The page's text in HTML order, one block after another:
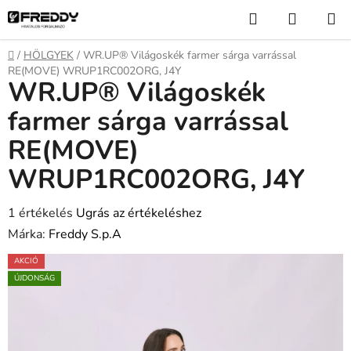
Ugrás
fő
tartalomhoz
KeresésKOSÁR
Kezdőlap
/ HÖLGYEK / WR.UP® Világoskék farmer sárga varrással
RE(MOVE) WRUP1RC002ORG, J4Y
WR.UP® Világoskék
farmer sárga varrással
RE(MOVE)
WRUP1RC002ORG, J4Y
A
termék
átlagos
értékelése
1 értékelés Ugrás az értékeléshez
Márka: Freddy S.p.A
AKCIÓ
ÚJDONSÁG